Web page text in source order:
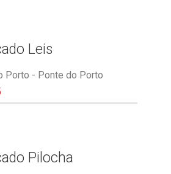
Leis
Porto - Ponte do Porto
Pilocha